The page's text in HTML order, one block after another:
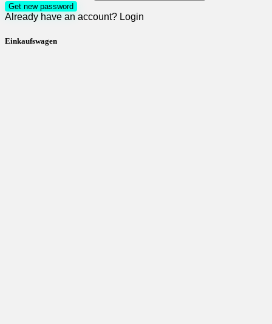
Get new password
Already have an account? Login
Einkaufswagen